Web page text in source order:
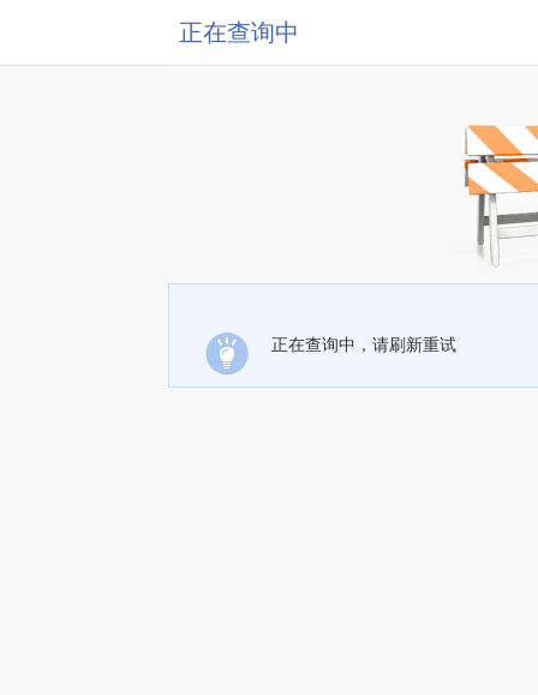
正在查询中
正在查询中，请刷新重试